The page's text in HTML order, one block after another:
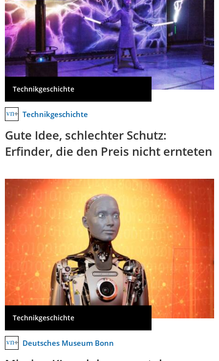
Technikgeschichte
Technikgeschichte
Gute Idee, schlechter Schutz:
Erfinder, die den Preis nicht ernteten
Technikgeschichte
Deutsches Museum Bonn